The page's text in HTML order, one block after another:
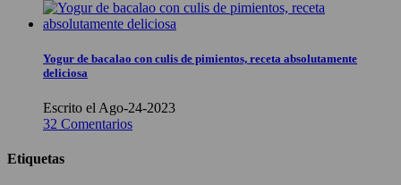
Yogur de bacalao con culis de pimientos, receta absolutamente
deliciosa
Escrito el Ago-24-2023
32 Comentarios
Etiquetas